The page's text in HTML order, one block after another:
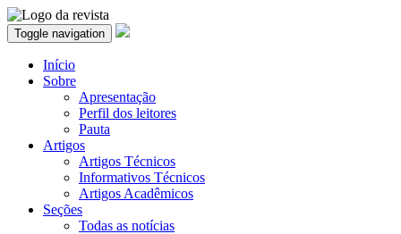
Toggle navigation
Início
Sobre
Apresentação
Perfil dos leitores
Pauta
Artigos
Artigos Técnicos
Informativos Técnicos
Artigos Acadêmicos
Seções
Todas as notícias